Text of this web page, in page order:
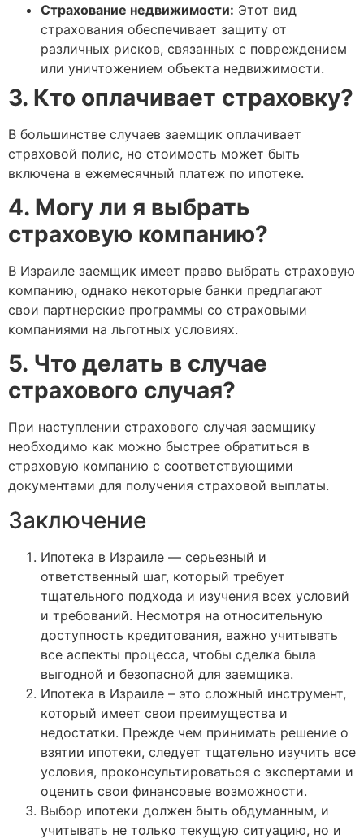
Страхование недвижимости: Этот вид
страхования обеспечивает защиту от
различных рисков, связанных с повреждением
или уничтожением объекта недвижимости.
3. Кто оплачивает страховку?
В большинстве случаев заемщик оплачивает
страховой полис, но стоимость может быть
включена в ежемесячный платеж по ипотеке.
4. Могу ли я выбрать
страховую компанию?
В Израиле заемщик имеет право выбрать страховую
компанию, однако некоторые банки предлагают
свои партнерские программы со страховыми
компаниями на льготных условиях.
5. Что делать в случае
страхового случая?
При наступлении страхового случая заемщику
необходимо как можно быстрее обратиться в
страховую компанию с соответствующими
документами для получения страховой выплаты.
Заключение
Ипотека в Израиле — серьезный и
ответственный шаг, который требует
тщательного подхода и изучения всех условий
и требований. Несмотря на относительную
доступность кредитования, важно учитывать
все аспекты процесса, чтобы сделка была
выгодной и безопасной для заемщика.
Ипотека в Израиле – это сложный инструмент,
который имеет свои преимущества и
недостатки. Прежде чем принимать решение о
взятии ипотеки, следует тщательно изучить все
условия, проконсультироваться с экспертами и
оценить свои финансовые возможности.
Выбор ипотеки должен быть обдуманным, и
учитывать не только текущую ситуацию, но и